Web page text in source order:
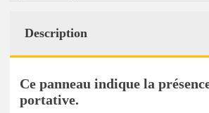
Description
Ce panneau indique la
portative.